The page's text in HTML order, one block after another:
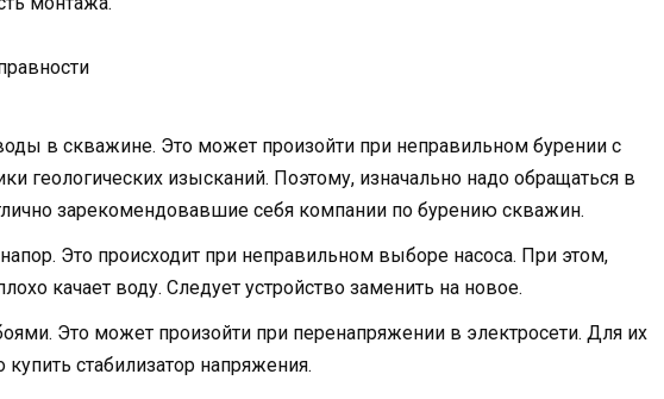
в скважине. Это может произойти при неправильном бурении с
геологических изысканий. Поэтому, изначально надо обращаться в
зарекомендовавшие себя компании по бурению скважин.
Это происходит при неправильном выборе насоса. При этом,
качает воду. Следует устройство заменить на новое.
Это может произойти при перенапряжении в электросети. Для их
стабилизатор напряжения.